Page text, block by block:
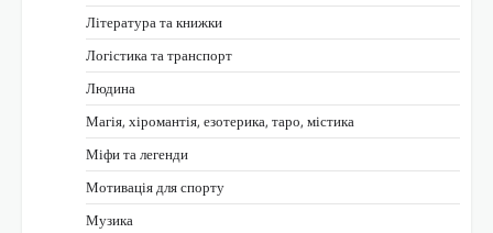
Література та книжки
Логістика та транспорт
Людина
Магія, хіромантія, езотерика, таро, містика
Міфи та легенди
Мотивація для спорту
Музика